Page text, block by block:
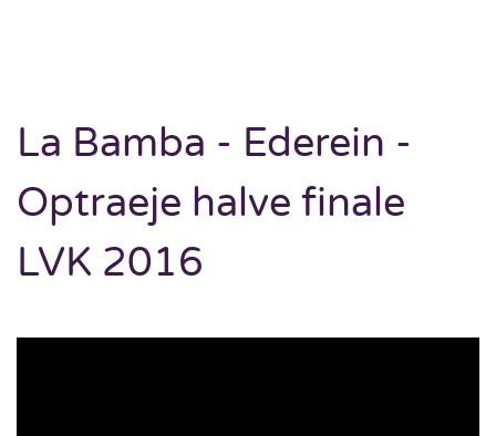
La Bamba - Ederein -
Optraeje halve finale
LVK 2016